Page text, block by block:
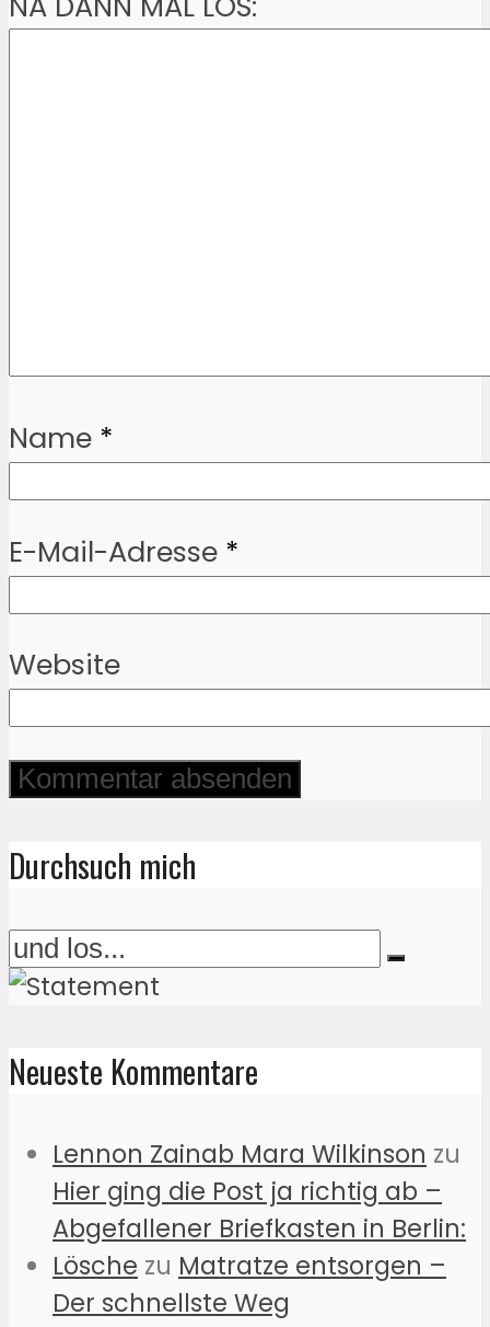
Name *
E-Mail-Adresse *
Website
Durchsuch mich
Neueste Kommentare
Lennon Zainab Mara Wilkinson zu
Hier ging die Post ja richtig ab –
Abgefallener Briefkasten in Berlin:
Lösche zu Matratze entsorgen –
Der schnellste Weg